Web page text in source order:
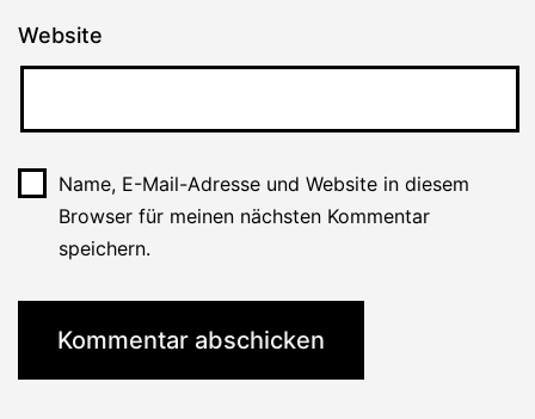
Website
Name, E-Mail-Adresse und Website in diesem
Browser für meinen nächsten Kommentar
speichern.